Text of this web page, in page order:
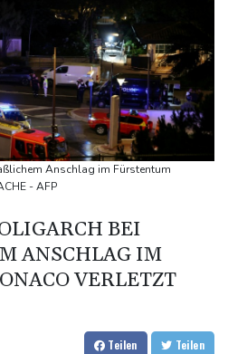
und Leiche zerstückelt: Mann muss
Russland wirft Frankreich
Munitionsknappheit - Pakistan will
sorgt für Debatte über
zu Trabzonspor perfekt
Aufhebung von Sonn- und
Anschlag im Fürstentum
- AFP
BEI
ANSCHLAG IM F
VERLETZT
Teilen Teilen